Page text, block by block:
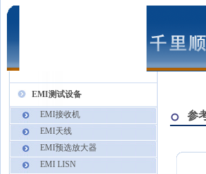
EMI测试设备
EMI接收机
EMI天线
EMI预选放大器
EMI LISN
参